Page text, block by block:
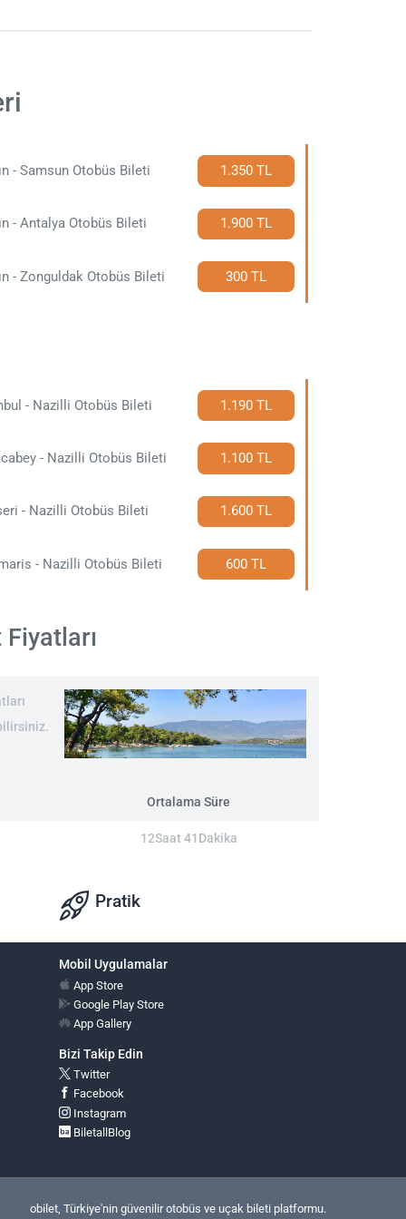
- Samsun Otobüs Bileti 1.350 TL
- Antalya Otobüs Bileti 1.900 TL
- Zonguldak Otobüs Bileti 300 TL
- Nazilli Otobüs Bileti 1.190 TL
- Nazilli Otobüs Bileti 1.100 TL
- Nazilli Otobüs Bileti 1.600 TL
- Nazilli Otobüs Bileti 600 TL
Ortalama Süre
12Saat 41Dakika
Pratik
Mobil Uygulamalar
App Store
Google Play Store
App Gallery
Bizi Takip Edin
Twitter
Facebook
Instagram
BiletallBlog
obilet, Türkiye'nin güvenilir otobüs ve uçak bileti platformu.